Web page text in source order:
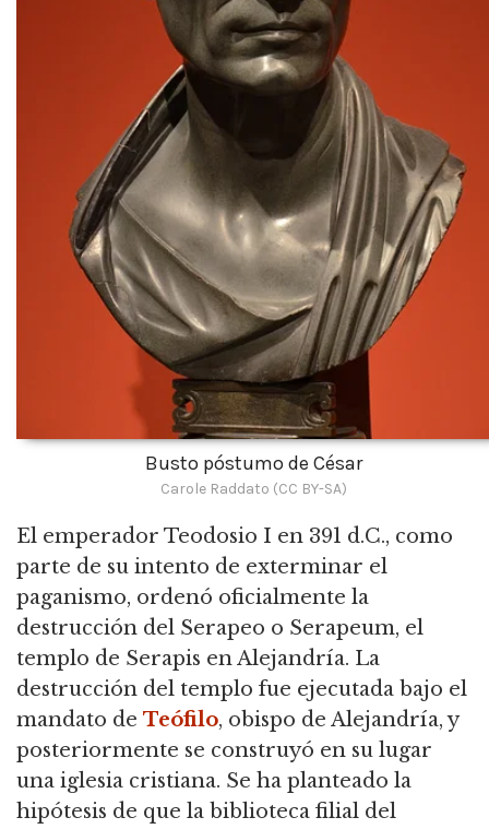
Busto póstumo de César
Carole Raddato (CC BY-SA)
El emperador Teodosio I en 391 d.C., como
parte de su intento de exterminar el
paganismo, ordenó oficialmente la
destrucción del Serapeo o Serapeum, el
templo de Serapis en Alejandría. La
destrucción del templo fue ejecutada bajo el
mandato de Teófilo, obispo de Alejandría, y
posteriormente se construyó en su lugar
una iglesia cristiana. Se ha planteado la
hipótesis de que la biblioteca filial del